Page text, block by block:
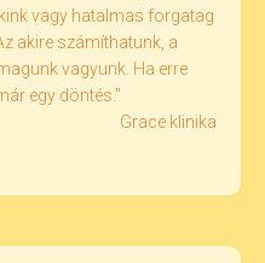
vagy hatalmas forgatag
akire számíthatunk, a
vagyunk. Ha erre
egy döntés."
Grace klinika